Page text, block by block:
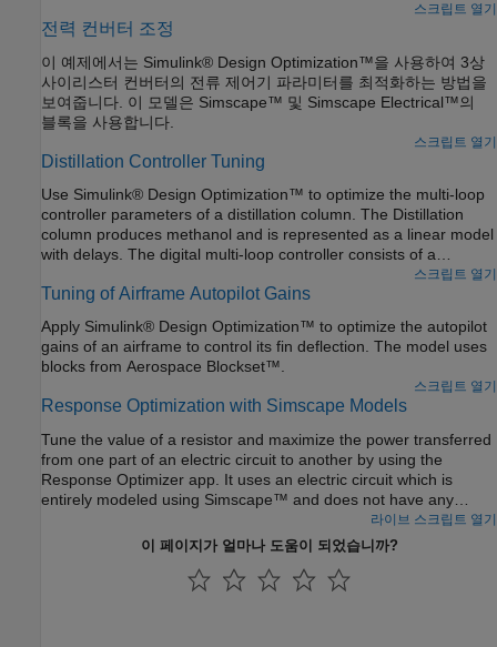
스크립트 열기
전력 컨버터 조정
이 예제에서는 Simulink® Design Optimization™을 사용하여 3상
사이리스터 컨버터의 전류 제어기 파라미터를 최적화하는 방법을
보여줍니다. 이 모델은 Simscape™ 및 Simscape Electrical™의
블록을 사용합니다.
스크립트 열기
Distillation Controller Tuning
Use Simulink® Design Optimization™ to optimize the multi-loop
controller parameters of a distillation column. The Distillation
column produces methanol and is represented as a linear model
with delays. The digital multi-loop controller consists of a
decoupling matrix and two single-loop PI controllers. The
parameters of both the single-loop controllers are tuned
rise-time step response characteristics.
스크립트 열기
Tuning of Airframe Autopilot Gains
Apply Simulink® Design Optimization™ to optimize the autopilot
gains of an airframe to control its fin deflection. The model uses
blocks from Aerospace Blockset™.
스크립트 열기
Response Optimization with Simscape Models
Tune the value of a resistor and maximize the power transferred
from one part of an electric circuit to another by using the
Response Optimizer app. It uses an electric circuit which is
entirely modeled using Simscape™ and does not have any
Simulink® signals. The example shows Simulink Design
Optimization™ directly interacting with Simscape. For example,
the corresponding Simscape block.
라이브 스크립트 열기
이 페이지가 얼마나 도움이 되었습니까?